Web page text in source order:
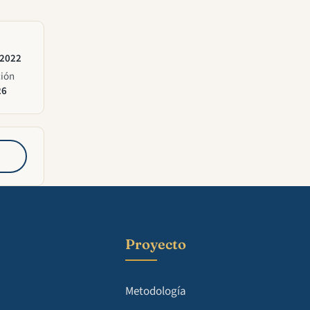
Proyecto
Metodología